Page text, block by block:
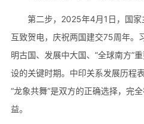
第二步，2025年4月1日，国
互致贺电，庆祝两国建交75周年。
明古国、发展中大国、“全球南方”
设的关键时期。中印关系发展历程
“龙象共舞”是双方的正确选择，完
益。